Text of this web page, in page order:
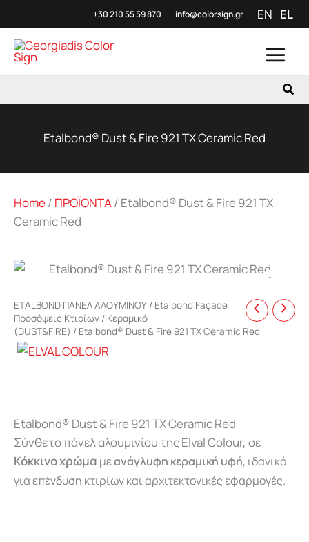
στο
περιεχόμενο
+30 210 55 59870 info@colorsign.gr EN EL
Etalbond® Dust & Fire 921 TX Ceramic Red
Home/ ΠΡΟΪΟΝΤΑ/ Etalbond® Dust & Fire 921 TX
Ceramic Red
ETALBOND ΠΑΝΕΛ ΑΛΟΥΜΙΝΟΥ / Etalbond Façade
Προσόψεις Κτιρίων / Κεραμικό
(DUST&FIRE) / Etalbond® Dust & Fire 921 TX Ceramic Red
Etalbond® Dust & Fire 921 TX Ceramic Red
Σύνθετo πάνελ αλουμινίου της Elval Colour, σε
Κόκκινο χρώμα μεανάγλυφη κεραμική υφή, ιδανικό
για επένδυση κτιρίων και αρχιτεκτονικές εφαρμογές.